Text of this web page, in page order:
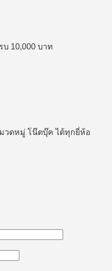
10,000 บาท
วดหมู่ โน๊ตบุ๊ค ได้ทุกยี่ห้อ